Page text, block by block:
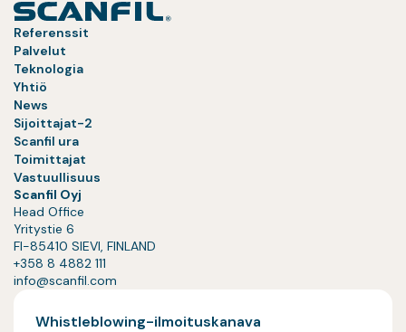
Referenssit
Palvelut
Teknologia
Yhtiö
News
Sijoittajat-2
Scanfil ura
Toimittajat
Vastuullisuus
Scanfil Oyj
Head Office
Yritystie 6
FI-85410 SIEVI, FINLAND
+358 8 4882 111
info@scanfil.com
Whistleblowing-ilmoituskanava